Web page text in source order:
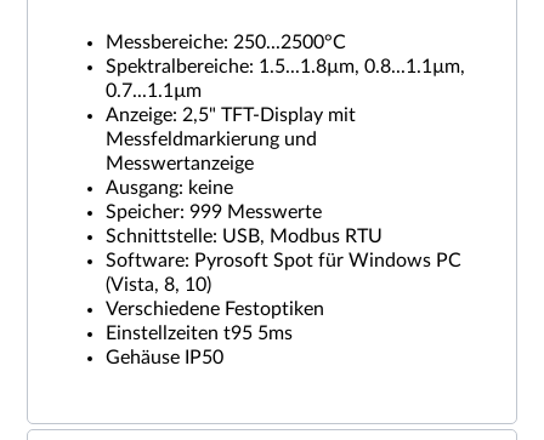
Messbereiche: 250...2500°C
Spektralbereiche: 1.5...1.8µm, 0.8...1.1µm,
0.7...1.1µm
Anzeige: 2,5" TFT-Display mit
Messfeldmarkierung und
Messwertanzeige
Ausgang: keine
Speicher: 999 Messwerte
Schnittstelle: USB, Modbus RTU
Software: Pyrosoft Spot für Windows PC
(Vista, 8, 10)
Verschiedene Festoptiken
Einstellzeiten t95 5ms
Gehäuse IP50